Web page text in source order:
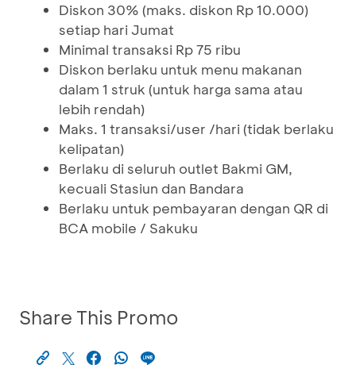
Diskon 30% (maks. diskon Rp 10.000)
setiap hari Jumat
Minimal transaksi Rp 75 ribu
Diskon berlaku untuk menu makanan
dalam 1 struk (untuk harga sama atau
lebih rendah)
Maks. 1 transaksi/user /hari (tidak berlaku
kelipatan)
Berlaku di seluruh outlet Bakmi GM,
kecuali Stasiun dan Bandara
Berlaku untuk pembayaran dengan QR di
BCA mobile / Sakuku
Share This Promo